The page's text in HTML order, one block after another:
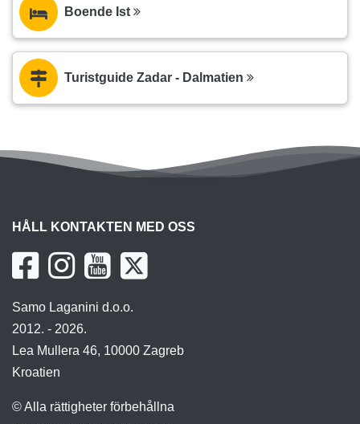
Boende Ist
Turistguide Zadar - Dalmatien
HÅLL KONTAKTEN MED OSS
Samo Laganini d.o.o.
2012. - 2026.
Lea Mullera 46, 10000 Zagreb
Kroatien
© Alla rättigheter förbehållna